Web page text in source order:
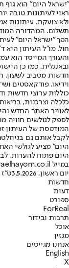
"ישראל היום" הוא
ראוי לעיתונות טובה
ולא צועקת. עיתונות
הפך "ישראל היום"
חול. מו"ל העיתון היא
והעורך המייסד הוא
חדשות מסביב לשעון,
וידיאו, פודקאסטים
כוללות ערוצי חדשות
לאוויר האתר החדש
לספק לגולשים חוויה
המודפסת של העיתון
לקבל אותם גם
היום" מציע לגולשי
היום פתוח להערות,
במייל hayom@israelhayom.co.il.
יום ראשון, 3.5.2026
ט"ז
חדשות
דעות
ספורט
ForReal
תרבות ובידור
אוכל
מגזין
אנחנו מגייסים
English
X